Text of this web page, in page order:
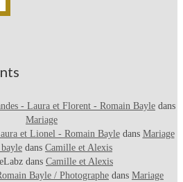
- Laura et Florent - Romain Bayle dans
Mariage
et Lionel - Romain Bayledans Mariage
dans Camille et Alexis
dans Camille et Alexis
Bayle / Photographe dans Mariage